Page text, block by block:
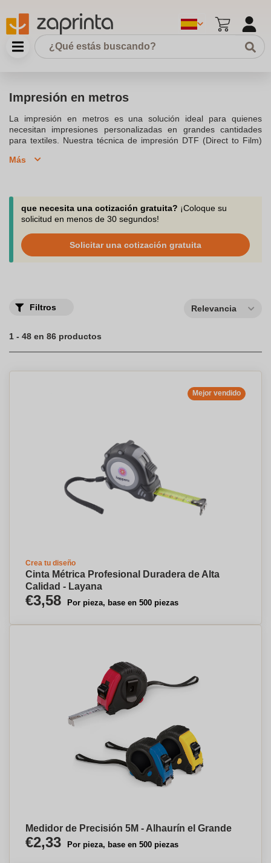
Impresión en metros
La impresión en metros es una solución ideal para quienes
necesitan impresiones personalizadas en grandes cantidades
para textiles. Nuestra técnica de impresión DTF (Direct to Film)
ideal para una variedad de tejidos como algodón, poliéster y
y resistentes a los lavados. Ofrecemos opciones de
personalización completas para que puedas elegir los diseños
que mejor se adapten a tus necesidades, ya sea para crear
Con nuestras impresoras DTF, puedes obtener impresiones
detalladas y coloridas que capturan cada matiz de tu diseño.
Además, nuestros servicios incluyen asistencia en cada paso del
Más
que necesita una cotización gratuita? ¡Coloque su
solicitud en menos de 30 segundos!
Solicitar una cotización gratuita
Filtros Relevancia
1 - 48 en 86 productos
Mejor vendido
Crea tu diseño
Cinta Métrica Profesional Duradera de Alta
Calidad - Layana
€3,58 Por pieza, base en 500 piezas
Medidor de Precisión 5M - Alhaurín el Grande
€2,33 Por pieza, base en 500 piezas